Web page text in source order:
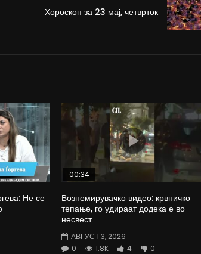
Хороскоп за 23 мај, четврток
Не се
00:34
Вознемирувачко видео: крвничко
тепање, го удираат додека е во
несвест
АВГУСТ 3, 2026
0
1.8K 4 0